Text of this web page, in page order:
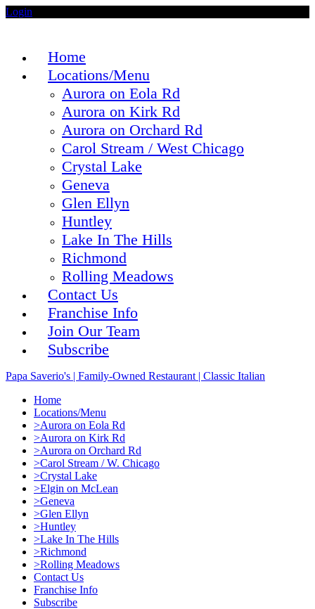
Login
Home
Locations/Menu
Aurora on Eola Rd
Aurora on Kirk Rd
Aurora on Orchard Rd
Carol Stream / West Chicago
Crystal Lake
Geneva
Glen Ellyn
Huntley
Lake In The Hills
Richmond
Rolling Meadows
Contact Us
Franchise Info
Join Our Team
Subscribe
Papa Saverio's | Family-Owned Restaurant | Classic Italian
Home
Locations/Menu
>Aurora on Eola Rd
>Aurora on Kirk Rd
>Aurora on Orchard Rd
>Carol Stream / W. Chicago
>Crystal Lake
>Elgin on McLean
>Geneva
>Glen Ellyn
>Huntley
>Lake In The Hills
>Richmond
>Rolling Meadows
Contact Us
Franchise Info
Subscribe